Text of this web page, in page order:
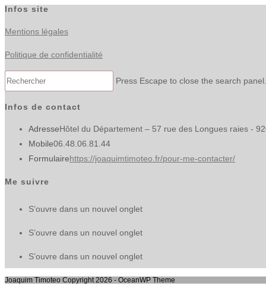
Infos site
Mentions légales
Politique de confidentialité
Press Escape to close the search panel.
Infos de contact
AdresseHôtel du Département – 57 rue des Longues raies -
Mobile06.48.06.81.44
Formulairehttps://joaquimtimoteo.fr/pour-me-contacter/
Me suivre
S’ouvre dans un nouvel onglet
S’ouvre dans un nouvel onglet
S’ouvre dans un nouvel onglet
Joaquim Timoteo Copyright 2026 - OceanWP Theme